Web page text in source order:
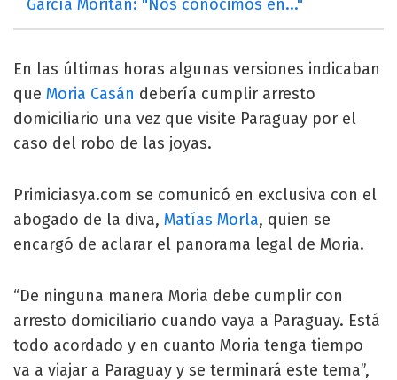
García Moritán: "Nos conocimos en..."
En las últimas horas algunas versiones indicaban
que Moria Casán debería cumplir arresto
domiciliario una vez que visite Paraguay por el
caso del robo de las joyas.
Primiciasya.com se comunicó en exclusiva con el
abogado de la diva, Matías Morla, quien se
encargó de aclarar el panorama legal de Moria.
“De ninguna manera Moria debe cumplir con
arresto domiciliario cuando vaya a Paraguay. Está
todo acordado y en cuanto Moria tenga tiempo
va a viajar a Paraguay y se terminará este tema”,